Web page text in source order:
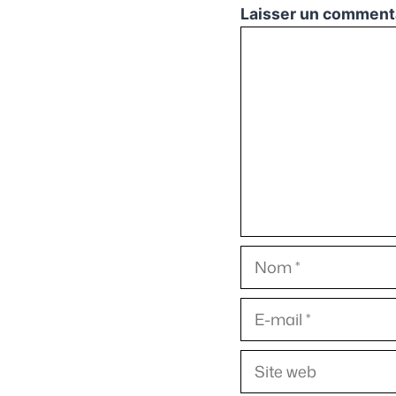
Laisser un
Nom
E-
mail
Site
web